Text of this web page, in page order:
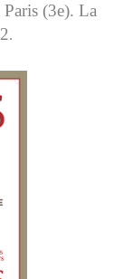
Paris (3e). La
.